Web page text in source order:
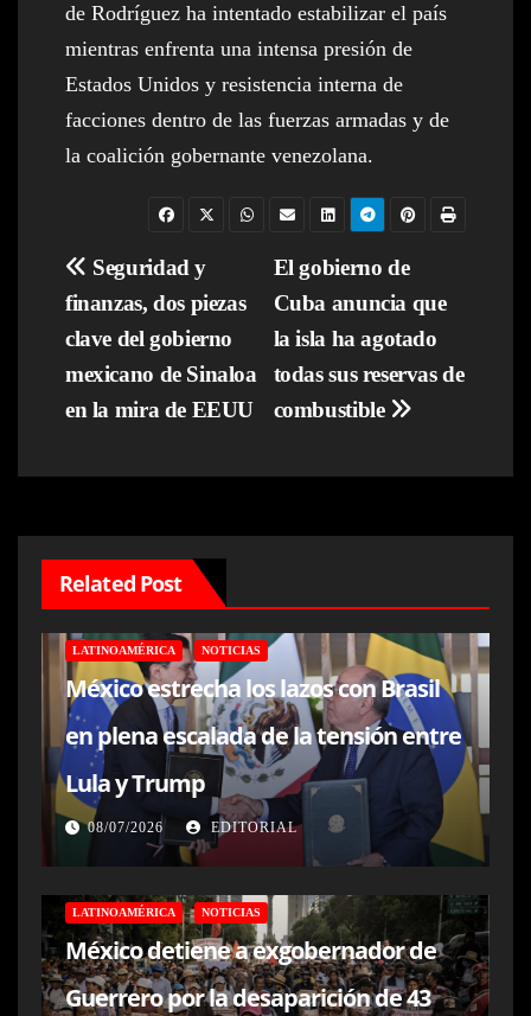
de Rodríguez ha intentado estabilizar el país
mientras enfrenta una intensa presión de
Estados Unidos y resistencia interna de
facciones dentro de las fuerzas armadas y de
la coalición gobernante venezolana.
Navegación
de
entradas
El gobierno de
Cuba anuncia que
la isla ha agotado
todas sus reservas de
combustible
Seguridad y
finanzas, dos piezas
clave del gobierno
mexicano de Sinaloa
en la mira de EEUU
Related Post
LATINOAMÉRICA NOTICIAS
México estrecha los lazos con Brasil
en plena escalada de la tensión entre
Lula y Trump
08/07/2026 EDITORIAL
LATINOAMÉRICA NOTICIAS
México detiene a exgobernador de
Guerrero por la desaparición de 43